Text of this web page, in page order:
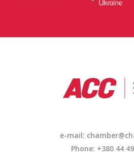
e-mail:
Phone: +380 44